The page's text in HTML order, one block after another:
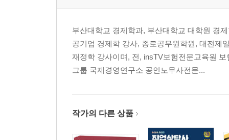
부산대학교 경제학과, 부산대학교 대학원 경
공기업 경제학 강사, 종로공무원학원, 대전제
재정학 강사이며, 전, insTV보험전문교육원
그룹 국제경영연구소 공인노무사전문...
작가의 다른 상품